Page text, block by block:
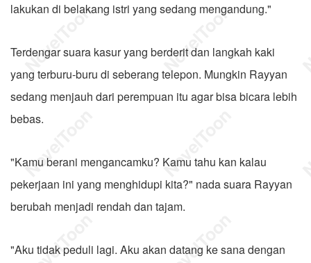
lakukan di belakang istri yang sedang mengandung."
Terdengar suara kasur yang berderit dan langkah kaki
yang terburu-buru di seberang telepon. Mungkin Rayyan
sedang menjauh dari perempuan itu agar bisa bicara lebih
bebas.
"Kamu berani mengancamku? Kamu tahu kan kalau
pekerjaan ini yang menghidupi kita?" nada suara Rayyan
berubah menjadi rendah dan tajam.
"Aku tidak peduli lagi. Aku akan datang ke sana dengan